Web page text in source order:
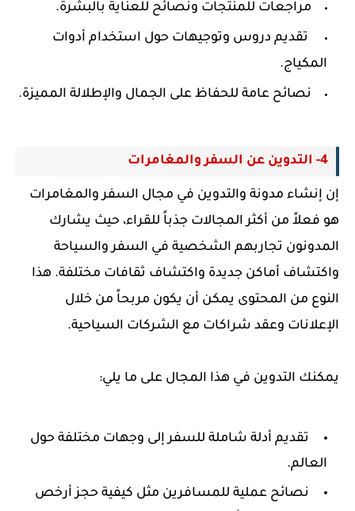
مراجعات للمنتجات ونصائح للعناية بالبشرة.
تقديم دروس وتوجيهات حول استخدام أدوات
المكياج.
نصائح عامة للحفاظ على الجمال والإطلالة المميزة.
4- التدوين عن السفر والمغامرات
إن إنشاء مدونة والتدوين في مجال السفر والمغامرات
هو فعلاً من أكثر المجالات جذباً للقراء، حيث يشارك
المدونون تجاربهم الشخصية في السفر والسياحة
واكتشاف أماكن جديدة واكتشاف ثقافات مختلفة. هذا
النوع من المحتوى يمكن أن يكون مربحاً من خلال
الإعلانات وعقد شراكات مع الشركات السياحية.
يمكنك التدوين في هذا المجال على ما يلي:
تقديم أدلة شاملة للسفر إلى وجهات مختلفة حول
العالم.
نصائح عملية للمسافرين مثل كيفية حجز أرخص